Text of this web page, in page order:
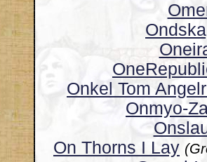
Onkel Tom
Onmyo-
On Thorns I Lay